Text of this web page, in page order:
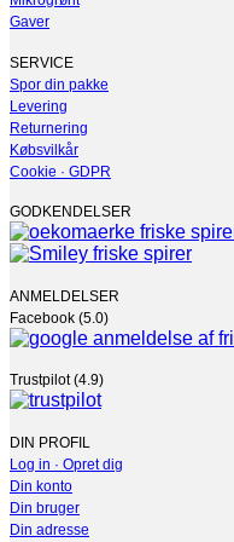
Mulighederne
vælges
på
varesiden
Gaver
SERVICE
Spor din pakke
Levering
Returnering
Købsvilkår
Cookie · GDPR
GODKENDELSER
ANMELDELSER
Facebook (5.0)
Trustpilot (4.9)
DIN PROFIL
Log in · Opret dig
Din konto
Din bruger
Din adresse